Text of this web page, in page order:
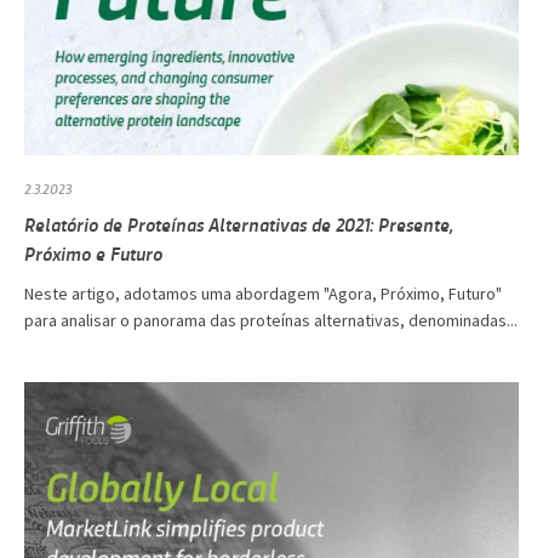
2.3.2023
Relatório de Proteínas Alternativas de 2021: Presente,
Próximo e Futuro
Neste artigo, adotamos uma abordagem "Agora, Próximo, Futuro"
para analisar o panorama das proteínas alternativas, denominadas...